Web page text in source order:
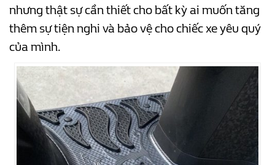
nhưng thật sự cần thiết cho bất kỳ ai muốn tăng
thêm sự tiện nghi và bảo vệ cho chiếc xe yêu quý
của mình.